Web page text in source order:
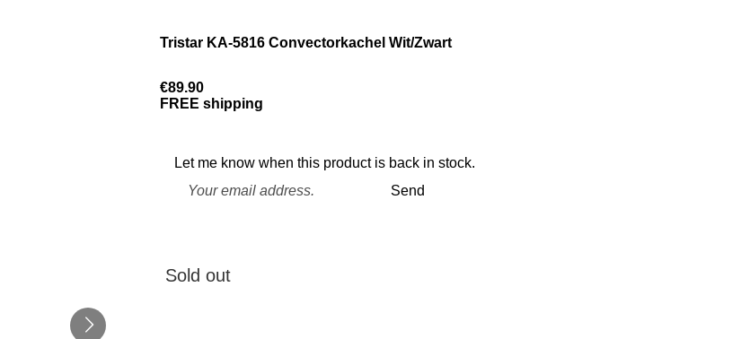
Tristar KA-5816 Convectorkachel Wit/Zwart
€89.90
FREE shipping
Let me know when this product is back in stock.
Send
Sold out